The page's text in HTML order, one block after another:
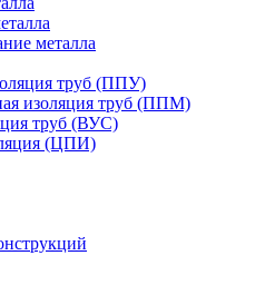
металла
труб (ППУ)
изоляция труб (ППМ)
труб (ВУС)
(ЦПИ)